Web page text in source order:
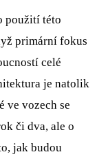
použití této
primární fokus
celé
je natolik
ve vozech se
či dva, ale o
jak budou